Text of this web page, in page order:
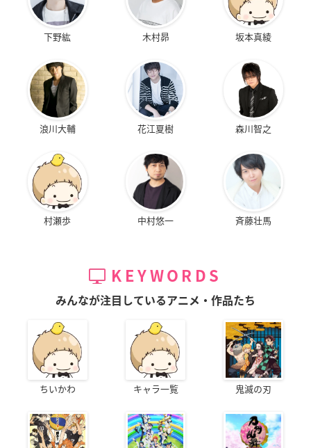
下野紘 木村昴 坂本真綾
浪川大輔 花江夏樹 森川智之
村瀬歩 中村悠一 斉藤壮馬
KEYWORDS
みんなが注目しているアニメ・作品たち
ちいかわ キャラ一覧 鬼滅の刃